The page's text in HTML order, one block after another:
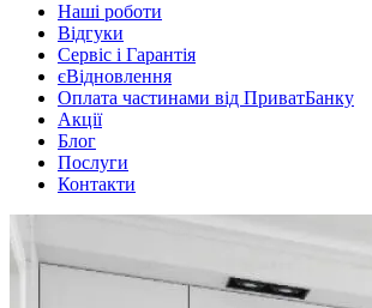
Наші роботи
Відгуки
Сервіс і Гарантія
єВідновлення
Оплата частинами від ПриватБанку
Акції
Блог
Послуги
Контакти